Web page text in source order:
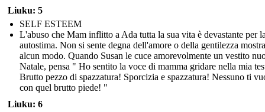
Liuku: 5
SELF ESTEEM
L'abuso che Mam inflitto a Ada tutta la sua vita è devastante per
autostima. Non si sente degna dell'amore o della gentilezza
alcun modo. Quando Susan le cuce amorevolmente un vestito
Natale, pensa " Ho sentito la voce di mamma gridare nella mia
Brutto pezzo di spazzatura! Sporcizia e spazzatura! Nessuno ti
con quel brutto piede! "
Liuku: 6